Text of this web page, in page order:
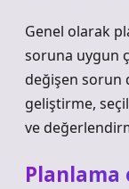
Genel olarak
soruna uygun
değişen sorun
geliştirme,
ve
Planlama